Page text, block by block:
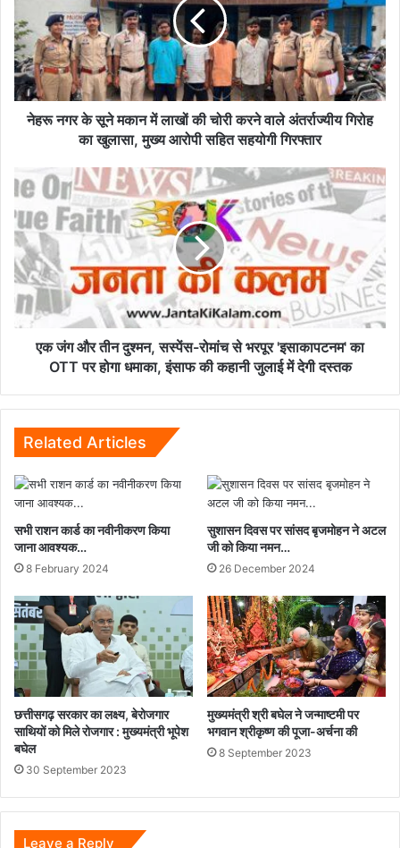
मकान
में
लाखों
की
चोरी
करने
का
खुलासा,
मुख्य
आरोपी
सहित
सहयोगी
गिरफ्तार
नेहरू नगर के सूने मकान में लाखों की चोरी करने वाले अंतर्राज्यीय गिरोह
का खुलासा, मुख्य आरोपी सहित सहयोगी गिरफ्तार
एक
जंग
और
तीन
दुश्मन,
सस्पेंस-
रोमांच
से
भरपूर
'इसाकापटनम'
धमाका,
इंसाफ
की
में
देगी
दस्तक
एक जंग और तीन दुश्मन, सस्पेंस-रोमांच से भरपूर 'इसाकापटनम' का
OTT पर होगा धमाका, इंसाफ की कहानी जुलाई में देगी दस्तक
Related Articles
सभी राशन कार्ड का नवीनीकरण किया
जाना आवश्यक…
8 February 2024
सुशासन दिवस पर सांसद बृजमोहन ने अटल
जी को किया नमन…
26 December 2024
छत्तीसगढ़ सरकार का लक्ष्य, बेरोजगार
साथियों को मिले रोजगार : मुख्यमंत्री भूपेश
बघेल
30 September 2023
मुख्यमंत्री श्री बघेल ने जन्माष्टमी पर
भगवान श्रीकृष्ण की पूजा-अर्चना की
8 September 2023
Leave a Reply